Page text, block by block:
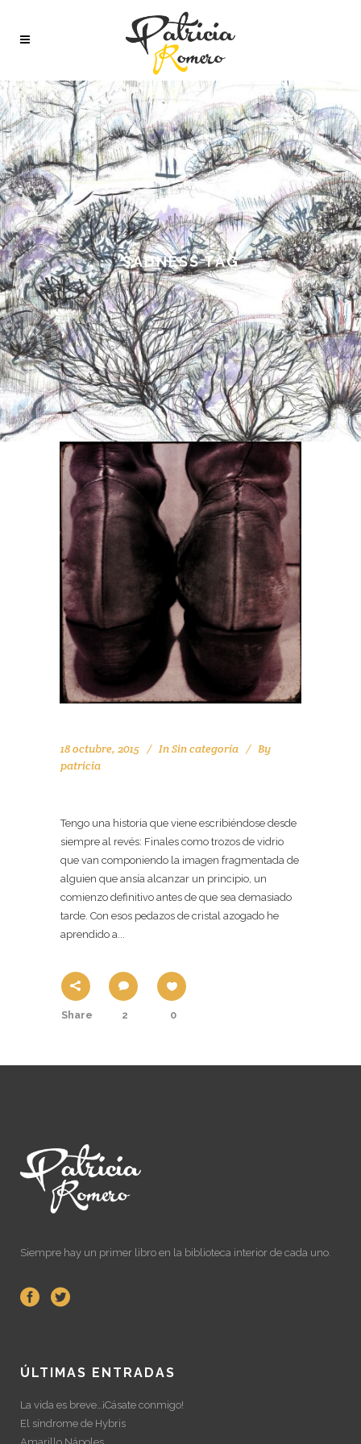
SADNESS TAG
18 octubre, 2015 InSin categoría
By
patricia
Tengo una historia que viene escribiéndose desde
siempre al revés: Finales como trozos de vidrio
que van componiendo la imagen fragmentada de
alguien que ansía alcanzar un principio, un
comienzo definitivo antes de que sea demasiado
tarde. Con esos pedazos de cristal azogado he
aprendido a...
Share 2 0
Siempre hay un primer libro en la biblioteca interior de cada uno.
ÚLTIMAS ENTRADAS
La vida es breve…¡Cásate conmigo!
El síndrome de Hybris